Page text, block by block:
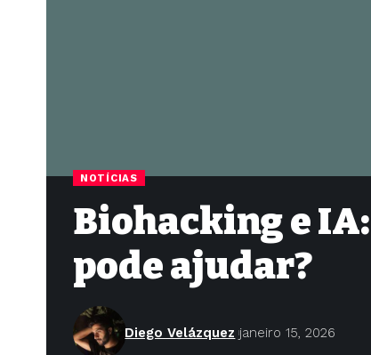
NOTÍCIAS
Biohacking e
pode ajudar?
Diego Velázquez janeiro 15, 2026